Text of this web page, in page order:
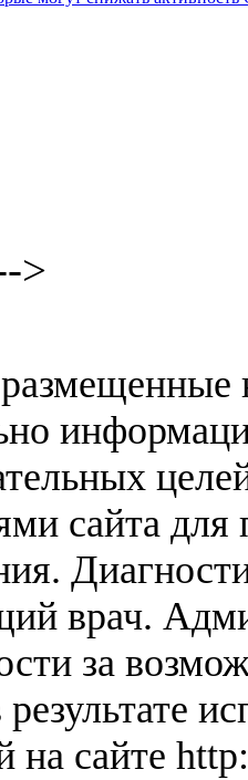
>
сайта
врач.
за
на сайте